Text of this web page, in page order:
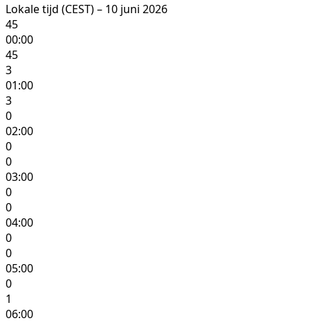
Lokale tijd (CEST) – 10 juni 2026
45
00:00
45
3
01:00
3
0
02:00
0
0
03:00
0
0
04:00
0
0
05:00
0
1
06:00